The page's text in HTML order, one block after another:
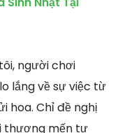
người chơi
lắng về sự việc từ
hoa. Chỉ đề nghị
thương mến tự